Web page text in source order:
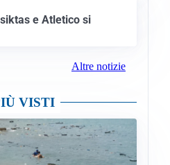
e Atletico si
Altre notizie
VISTI